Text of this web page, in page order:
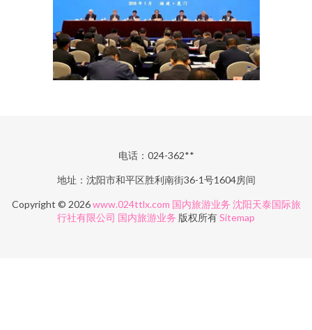
电话：024-362**
地址：沈阳市和平区胜利南街36-1号1604房间
Copyright © 2026www.024ttlx.com 国内旅游业务 沈阳天泰国际旅
行社有限公司 国内旅游业务 版权所有Sitemap